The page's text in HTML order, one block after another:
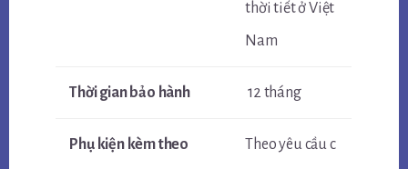
thời tiết ở Việt
Nam
Thời gian bảo hành 12 tháng
Phụ kiện kèm theo
Theo yêu cầu c